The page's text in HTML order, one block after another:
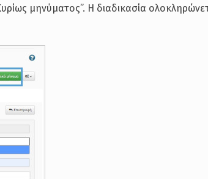
μηνύματος”. Η διαδικασία